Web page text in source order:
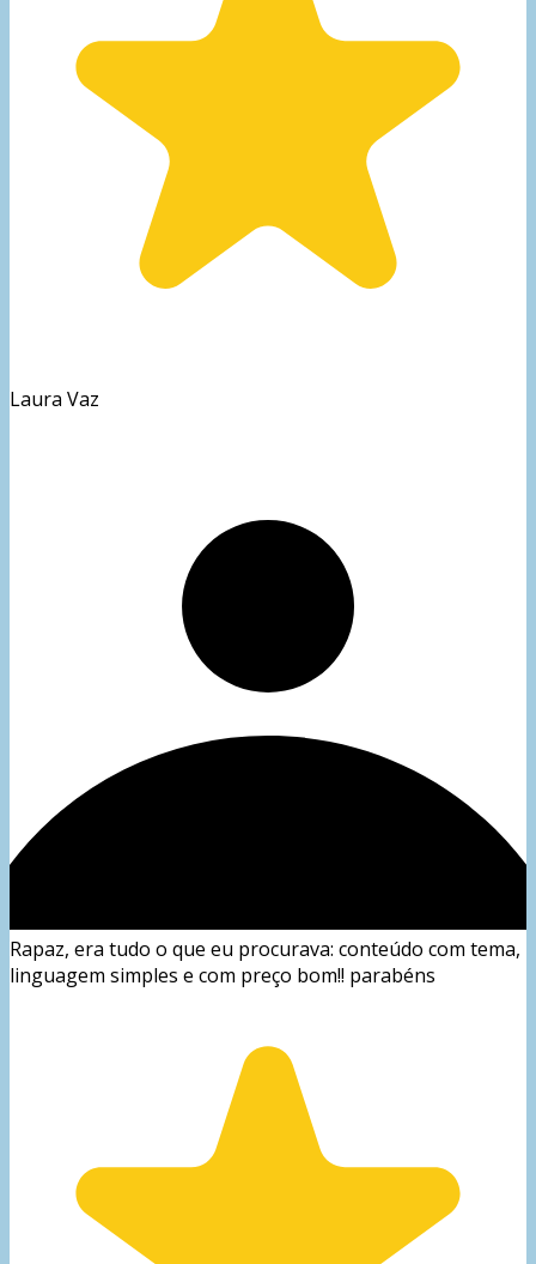
Laura Vaz
Rapaz, era tudo o que eu procurava: conteúdo com tema,
linguagem simples e com preço bom!! parabéns